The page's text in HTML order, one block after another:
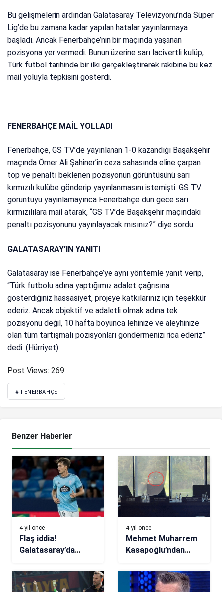
Bu gelişmelerin ardından Galatasaray Televizyonu’nda Süper
Lig’de bu zamana kadar yapılan hatalar yayınlanmaya
başladı. Ancak Fenerbahçe’nin bir maçında yaşanan
pozisyona yer vermedi. Bunun üzerine sarı lacivertli kulüp,
Türk futbol tarihinde bir ilki gerçekleştirerek rakibine bu kez
mail yoluyla tepkisini gösterdi.
FENERBAHÇE MAİL YOLLADI
Fenerbahçe, GS TV’de yayınlanan 1-0 kazandığı Başakşehir
maçında Ömer Ali Şahiner’in ceza sahasında eline çarpan
top ve penaltı beklenen pozisyonun görüntüsünü sarı
kırmızılı kulübe gönderip yayınlanmasını istemişti. GS TV
görüntüyü yayınlamayınca Fenerbahçe dün gece sarı
kırmızılılara mail atarak, “GS TV’de Başakşehir maçındaki
penaltı pozisyonunu yayınlayacak mısınız?” diye sordu.
GALATASARAY’IN YANITI
Galatasaray ise Fenerbahçe’ye aynı yöntemle yanıt verip,
“Türk futbolu adına yaptığımız adalet çağrısına
gösterdiğiniz hassasiyet, projeye katkılarınız için teşekkür
ederiz. Ancak objektif ve adaletli olmak adına tek
pozisyonu değil, 10 hafta boyunca lehinize ve aleyhinize
olan tüm tartışmalı pozisyonları göndermenizi rica ederiz”
dedi. (Hürriyet)
Post Views: 269
# FENERBAHÇE
Benzer Haberler
4 yıl önce
Flaş iddia!
Galatasaray’da
4 yıl önce
Mehmet Muharrem
Kasapoğlu’ndan
saldırı ile ilgili
açıklama